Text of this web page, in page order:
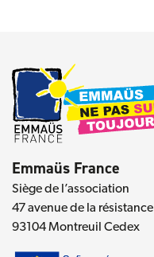
Emmaüs France
Siège de l’association
47 avenue de la résistance
93104 Montreuil Cedex